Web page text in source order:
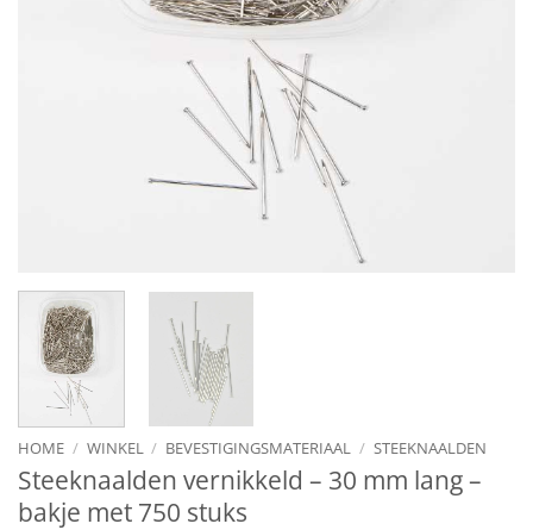
HOME / WINKEL / BEVESTIGINGSMATERIAAL / STEEKNAALDEN
Steeknaalden vernikkeld – 30 mm lang –
bakje met 750 stuks